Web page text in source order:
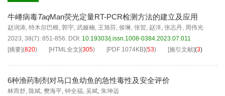
牛嵴病毒TaqMan荧光定量RT-PCR检测方法的建立及应用
赵润涛, 特木尔巴根, 郭宇, 武娅楠, 王旭芬, 侯琳, 张贺, 赵洋, 张志丹, 周伟光
2023, 38(7): 851-856. DOI: 10.19303/j.issn.1008-0384.2023.07.011
[摘要](820) [HTML全文](305) [PDF 1074KB](53) [施引文献](3)
6种渔药制剂对马口鱼幼鱼的急性毒性及安全评价
林而舒, 陈斌, 樊海平, 钟全福, 吴斌, 朱坤远